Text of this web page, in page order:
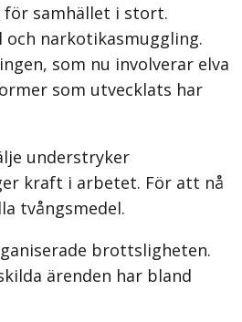
för samhället i stort.
narkotikasmuggling.
som nu involverar elva
som utvecklats har
understryker
kraft i arbetet. För att nå
tvångsmedel.
brottsligheten.
ärenden har bland